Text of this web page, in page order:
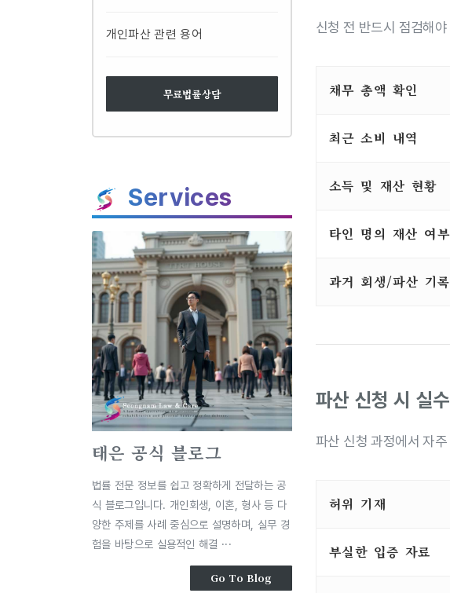
개인파산 관련 용어
무료법률상담
Services
태은 공식 블로그
법률 전문 정보를 쉽고 정확하게 전달하는 공
식 블로그입니다. 개인회생, 이혼, 형사 등 다
양한 주제를 사례 중심으로 설명하며, 실무 경
험을 바탕으로 실용적인 해결 ···
Go To Blog
신청 전 반드시 점검해
채무 총액 확인
최근 소비 내역
소득 및 재산 현황
타인 명의 재산 여부
과거 회생/파산 기록
파산 신청 시 실
파산 신청 과정에서 자
허위 기재
부실한 입증 자료